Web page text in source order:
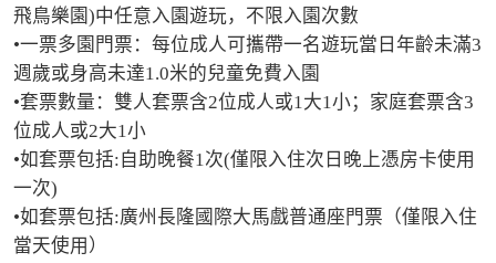
飛鳥樂園)中任意入園遊玩，不限入園次數
•一票多園門票：每位成人可攜帶一名遊玩當日年齡未滿3
週歲或身高未達1.0米的兒童免費入園
•套票數量：雙人套票含2位成人或1大1小；家庭套票含3
位成人或2大1小
•如套票包括:自助晚餐1次(僅限入住次日晚上憑房卡使用
一次)
•如套票包括:廣州長隆國際大馬戲普通座門票（僅限入住
當天使用）